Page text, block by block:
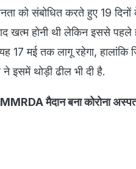
को संबोधित करते हुए 19
खत्म होनी थी लेकिन इससे पहले
17 मई तक लागू रहेगा,
इसमें थोड़ी ढील भी दी है.
मैदान बना कोरोना